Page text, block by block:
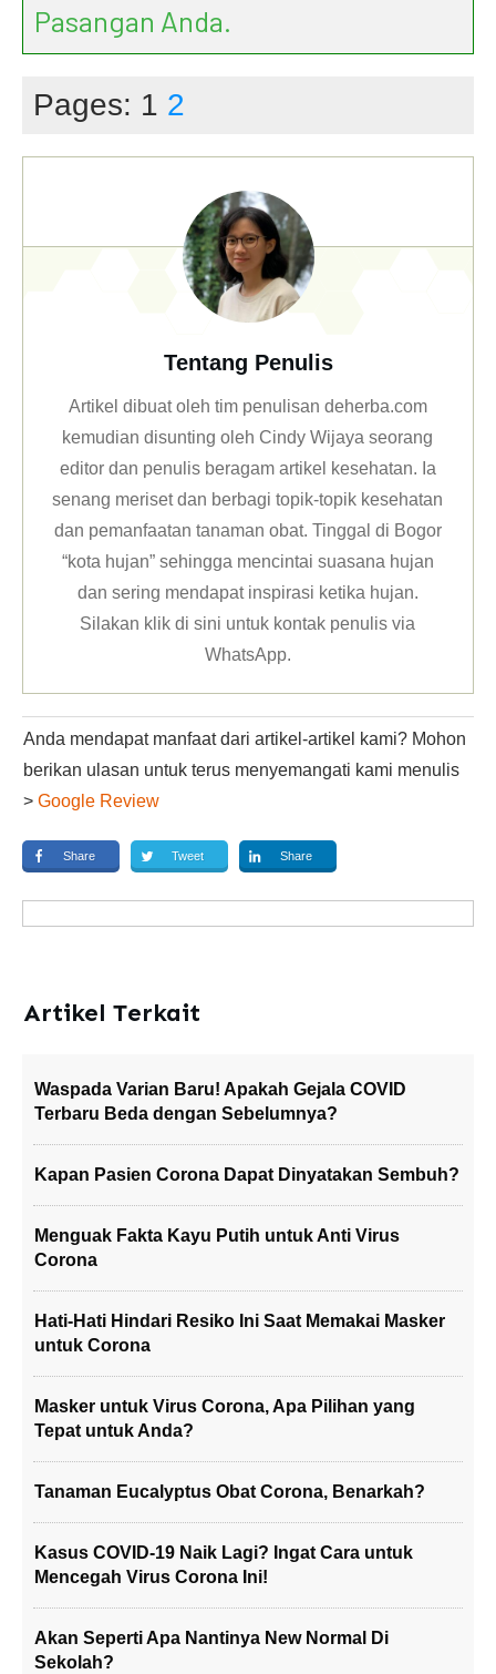
Pasangan Anda.
Pages: 1 2
Tentang Penulis
Artikel dibuat oleh tim penulisan deherba.com
kemudian disunting oleh Cindy Wijaya seorang
editor dan penulis beragam artikel kesehatan. Ia
senang meriset dan berbagi topik-topik kesehatan
dan pemanfaatan tanaman obat. Tinggal di Bogor
“kota hujan” sehingga mencintai suasana hujan
dan sering mendapat inspirasi ketika hujan.
Silakan klikdi sini untuk kontak penulis via
WhatsApp.
Anda mendapat manfaat dari artikel-artikel kami? Mohon
berikan ulasan untuk terus menyemangati kami menulis
> Google Review
Share Tweet Share
Artikel Terkait
Waspada Varian Baru! Apakah Gejala COVID
Terbaru Beda dengan Sebelumnya?
Kapan Pasien Corona Dapat Dinyatakan Sembuh?
Menguak Fakta Kayu Putih untuk Anti Virus
Corona
Hati-Hati Hindari Resiko Ini Saat Memakai Masker
untuk Corona
Masker untuk Virus Corona, Apa Pilihan yang
Tepat untuk Anda?
Tanaman Eucalyptus Obat Corona, Benarkah?
Kasus COVID-19 Naik Lagi? Ingat Cara untuk
Mencegah Virus Corona Ini!
Akan Seperti Apa Nantinya New Normal Di
Sekolah?